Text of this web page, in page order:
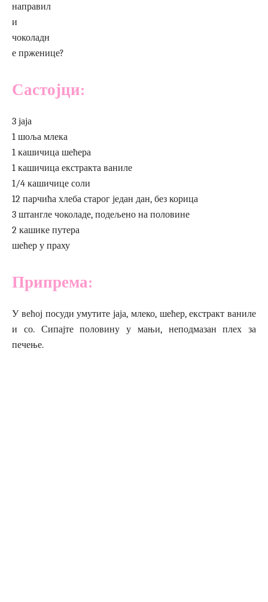
направил
и
чоколадн
е прженице?
Састојци:
3 јаја
1 шоља млека
1 кашичица шећера
1 кашичица екстракта ваниле
1/4 кашичице соли
12 парчића хлеба старог један дан, без корица
3 штангле чоколаде, подељено на половине
2 кашике путера
шећер у праху
Припрема:
У већој посуди умутите јаја, млеко, шећер, екстракт ваниле
и со. Сипајте половину у мањи, неподмазан плех за
печење.